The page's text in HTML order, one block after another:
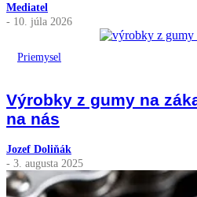
Mediatel
- 10. júla 2026
Priemysel
Výrobky z gumy na
na nás
Jozef Doliňák
- 3. augusta 2025